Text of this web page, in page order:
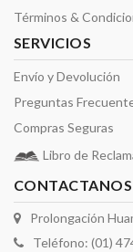
Términos &
SERVICIOS
Envío y Devolución
Preguntas
Compras Seguras
Libro de
CONTACTANOS
Prolongación
Teléfono: (01)